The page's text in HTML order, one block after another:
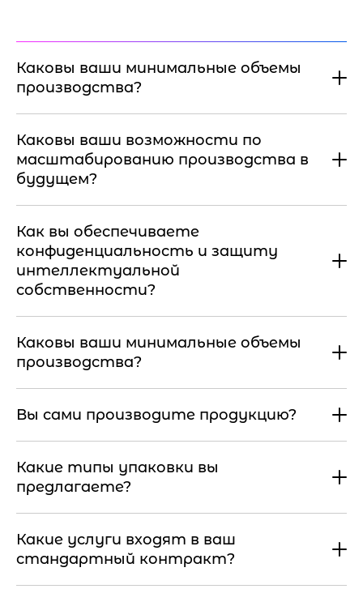
Каковы ваши минимальные объемы
производства?
Каковы ваши возможности по
масштабированию производства в
будущем?
Как вы обеспечиваете
конфиденциальность и защиту
интеллектуальной
собственности?
Каковы ваши минимальные объемы
производства?
Вы сами производите продукцию?
Какие типы упаковки вы
предлагаете?
Какие услуги входят в ваш
стандартный контракт?